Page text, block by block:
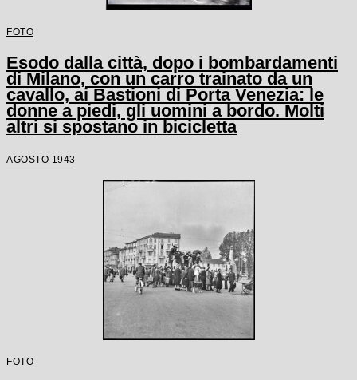
FOTO
Esodo dalla città, dopo i bombardamenti
di Milano, con un carro trainato da un
cavallo, ai Bastioni di Porta Venezia: le
donne a piedi, gli uomini a bordo. Molti
altri si spostano in bicicletta
AGOSTO 1943
FOTO